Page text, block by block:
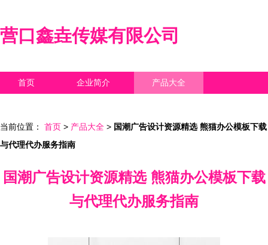
营口鑫垚传媒有限公司
首页 企业简介 产品大全
当前位置： 首页 > 产品大全 > 国潮广告设计资源精选 熊猫办公模板下载
与代理代办服务指南
国潮广告设计资源精选 熊猫办公模板下载
与代理代办服务指南